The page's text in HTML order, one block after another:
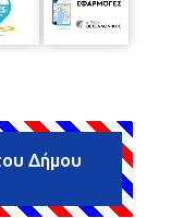
Δήμου